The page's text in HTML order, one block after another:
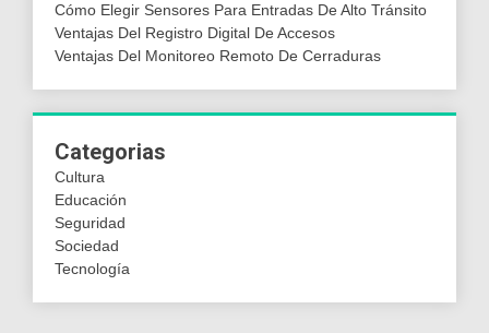
Cómo Elegir Sensores Para Entradas De Alto Tránsito
Ventajas Del Registro Digital De Accesos
Ventajas Del Monitoreo Remoto De Cerraduras
Categorias
Cultura
Educación
Seguridad
Sociedad
Tecnología